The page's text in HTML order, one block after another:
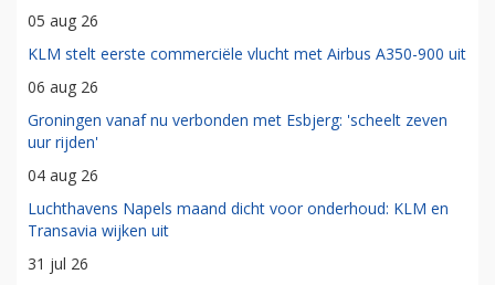
05 aug 26
KLM stelt eerste commerciële vlucht met Airbus A350-900 uit
06 aug 26
Groningen vanaf nu verbonden met Esbjerg: 'scheelt zeven
uur rijden'
04 aug 26
Luchthavens Napels maand dicht voor onderhoud: KLM en
Transavia wijken uit
31 jul 26